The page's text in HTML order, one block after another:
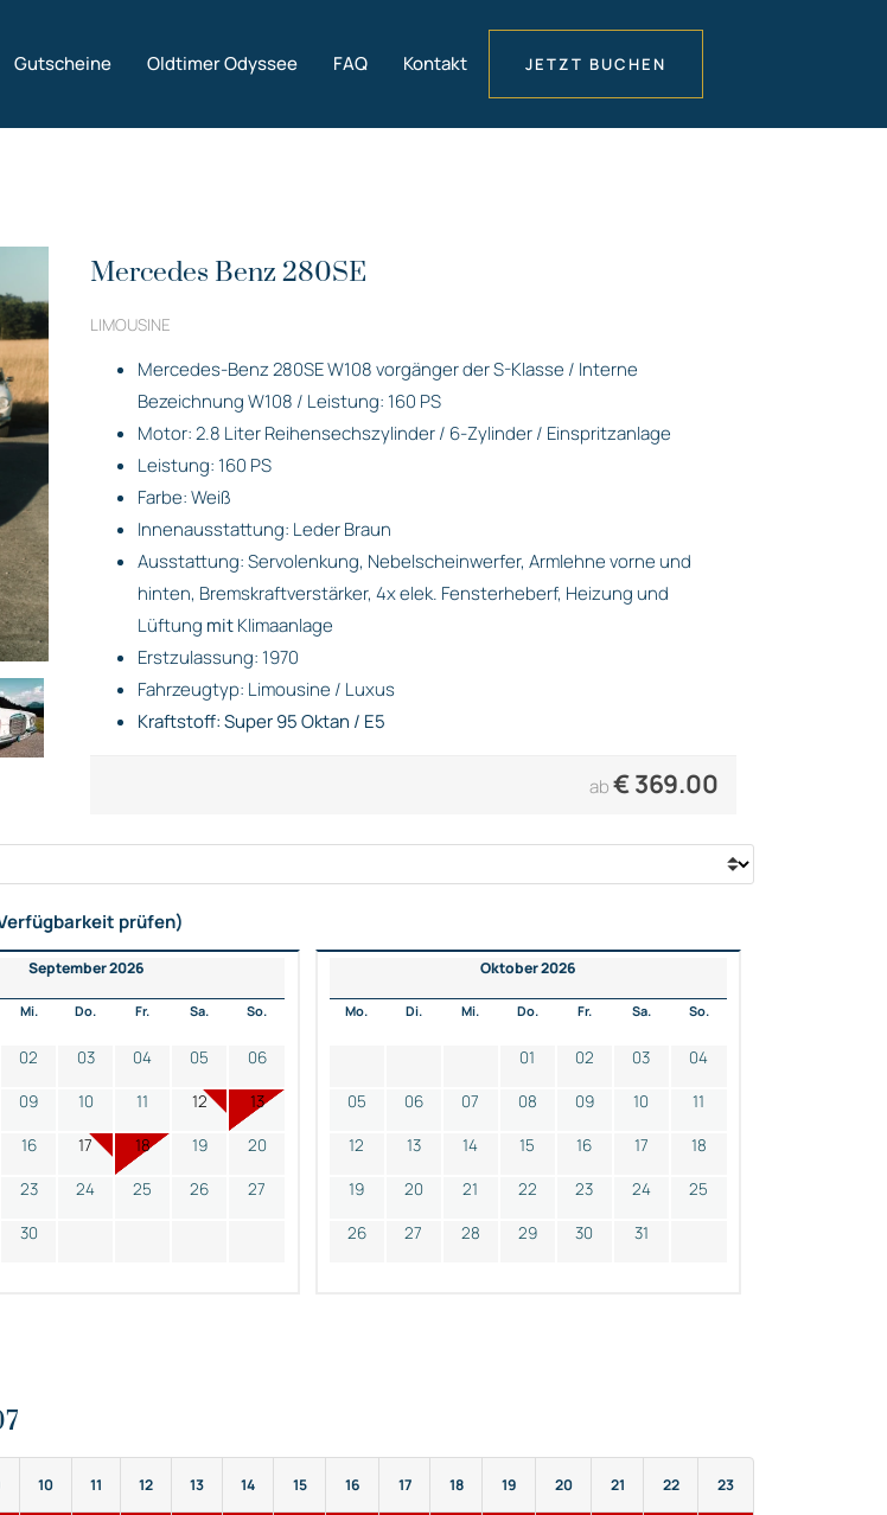
Gutscheine Oldtimer Odyssee FAQ Kontakt JETZT BUCHEN
Mercedes Benz 280SE
LIMOUSINE
Mercedes-Benz 280SE W108 vorgänger der S-Klasse / Interne
Bezeichnung W108 / Leistung: 160 PS
Motor: 2.8 Liter Reihensechszylinder / 6-Zylinder / Einspritzanlage
Leistung: 160 PS
Farbe: Weiß
Innenausstattung: Leder Braun
Ausstattung: Servolenkung, Nebelscheinwerfer, Armlehne vorne und
hinten, Bremskraftverstärker, 4x elek. Fensterheberf, Heizung und
Lüftung mitKlimaanlage
Erstzulassung: 1970
Fahrzeugtyp: Limousine / Luxus
Kraftstoff: Super 95 Oktan / E5
ab€369.00
prüfen)
September 2026
Mi. Do. Fr. Sa. So.
02 03 04 05 06
09 10 11 12 13
16 17 18 19 20
23 24 25 26 27
30
Oktober 2026
Mo. Di. Mi. Do. Fr. Sa. So.
01 02 03 04
05 06 07 08 09 10 11
12 13 14 15 16 17 18
19 20 21 22 23 24 25
26 27 28 29 30 31
10 11 12 13 14 15 16 17 18 19 20 21 22 23